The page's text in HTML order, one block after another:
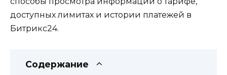
доступных лимитах и истории платежей в
Битрикс24.
Содержание